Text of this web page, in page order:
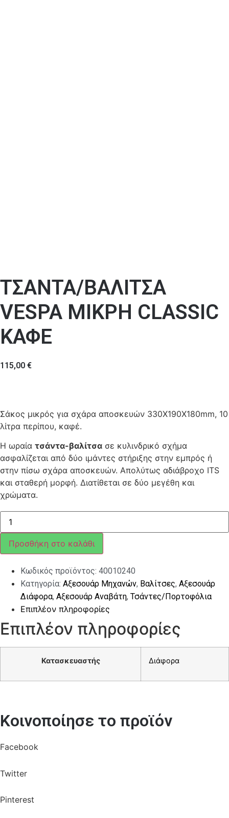
ΤΣΑΝΤΑ/ΒΑΛΙΤΣΑ
VESPA ΜΙΚΡΗ CLASSIC
ΚΑΦΕ
115,00 €
Σάκος μικρός για σχάρα αποσκευών 330Χ190Χ180mm, 10
λίτρα περίπου, καφέ.
Η ωραία τσάντα-βαλίτσα σε κυλινδρικό σχήμα
ασφαλίζεται από δύο ιμάντες στήριξης στην εμπρός ή
στην πίσω σχάρα αποσκευών. Απολύτως αδιάβροχο ITS
και σταθερή μορφή. Διατίθεται σε δύο μεγέθη και
χρώματα.
ΤΣΑΝΤΑ/
ΒΑΛΙΤΣΑ
VESPA
ΜΙΚΡΗ
CLASSIC
ΚΑΦΕ
Προσθήκη στο καλάθι
Κωδικός προϊόντος: 40010240
Κατηγορία: Αξεσουάρ Μηχανών, Βαλίτσες, Αξεσουάρ
Διάφορα, Αξεσουάρ Αναβάτη, Τσάντες/Πορτοφόλια
Επιπλέον πληροφορίες
Επιπλέον πληροφορίες
Κατασκευαστής Διάφορα
Κοινοποίησε το προϊόν
Facebook
Twitter
Pinterest